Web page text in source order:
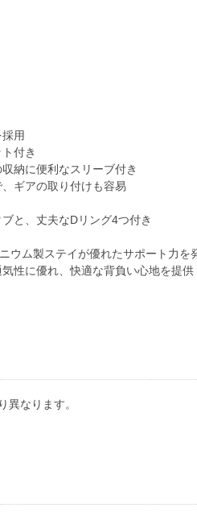
用
付き
納に便利なスリーブ付き
ギアの取り付けも容易
と、丈夫なDリング4つ付き
ウム製ステイが優れたサポート力を
性に優れ、快適な背負い心地を提供
異なります。